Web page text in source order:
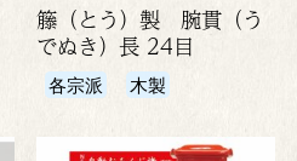
籐（とう）製 腕貫（う
でぬき）長 24目
各宗派 木製